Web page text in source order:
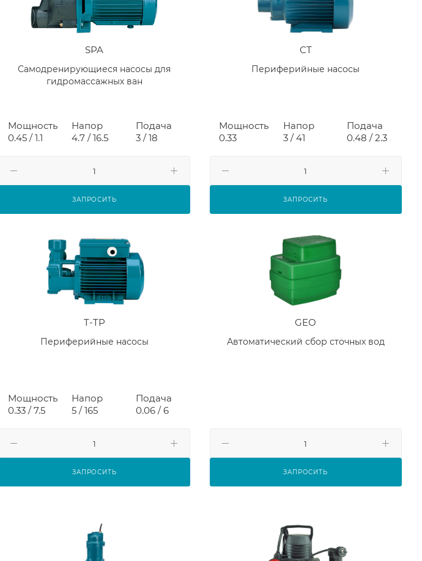
SPA
Самодренирующиеся насосы для
гидромассажных ван
Мощность
0.45 / 1.1
Напор
4.7 / 16.5
Подача
3 / 18
ЗАПРОСИТЬ
CT
Периферийные насосы
Мощность
0.33
Напор
3 / 41
Подача
0.48 / 2.3
ЗАПРОСИТЬ
T-TP
Периферийные насосы
Мощность
0.33 / 7.5
Напор
5 / 165
Подача
0.06 / 6
ЗАПРОСИТЬ
GEO
Автоматический сбор сточных вод
ЗАПРОСИТЬ